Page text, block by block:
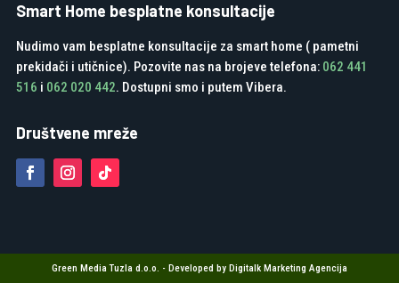
Smart Home besplatne konsultacije
Nudimo vam besplatne konsultacije za smart home ( pametni
prekidači i utičnice). Pozovite nas na brojeve telefona: 062 441
516 i 062 020 442. Dostupni smo i putem Vibera.
Društvene mreže
Green Media Tuzla d.o.o. - Developed by Digitalk Marketing Agencija